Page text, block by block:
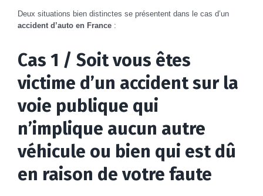
Deux situations bien distinctes se présentent dans le cas d’un
accident d’auto en France :
Cas 1 / Soit vous êtes
victime d’un accident sur la
voie publique qui
n’implique aucun autre
véhicule ou bien qui est dû
en raison de votre faute